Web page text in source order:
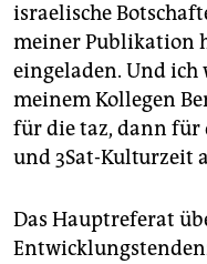
israelische
meiner Publikation
eingeladen. Und
meinem Kollegen
für die taz, dann für
und 3Sat-Kulturzeit
Das Hauptreferat